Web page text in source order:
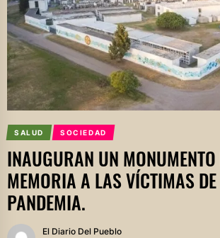
SALUD SOCIEDAD
INAUGURAN UN MONUMENTO
MEMORIA A LAS VÍCTIMAS
PANDEMIA.
El Diario Del Pueblo